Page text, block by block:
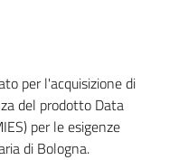
per l'acquisizione di
del prodotto Data
per le esigenze
di Bologna.